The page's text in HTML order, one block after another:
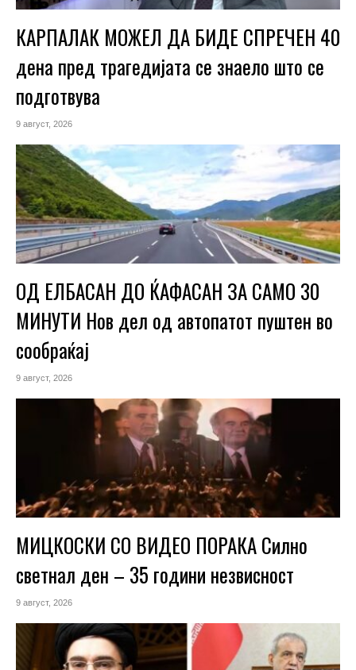
КАРПАЛАК МОЖЕЛ ДА БИДЕ СПРЕЧЕН 40
дена пред трагедијата се знаело што се
подготвува
9 август, 2026
ОД ЕЛБАСАН ДО ЌАФАСАН ЗА САМО 30
МИНУТИ Нов дел од автопатот пуштен во
сообраќај
9 август, 2026
МИЦКОСКИ СО ВИДЕО ПОРАКА Силно
светнал ден – 35 години незвисност
9 август, 2026